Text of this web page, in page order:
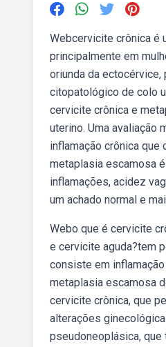
Webcervicite crônica é
principalmente em
oriunda da
citopatológico de colo
cervicite crônica e
uterino. Uma avaliação
inflamação crônica
metaplasia escamosa
inflamações, acidez
um achado normal e
Webo que é cervicite
e cervicite aguda?tem
consiste em
metaplasia escamosa
cervicite crônica, que
alterações
pseudoneoplásica,